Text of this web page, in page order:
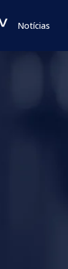
Notícias